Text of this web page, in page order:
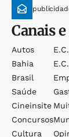
Canais
Autos
Bahia
Brasil
Saúde
Cineinsite
Concursos
Cultura